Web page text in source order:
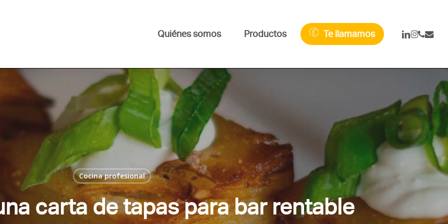
Quiénes somos Productos Te llamamos linkedin
phone
email
Cocina profesional
carta de tapas para bar rentable